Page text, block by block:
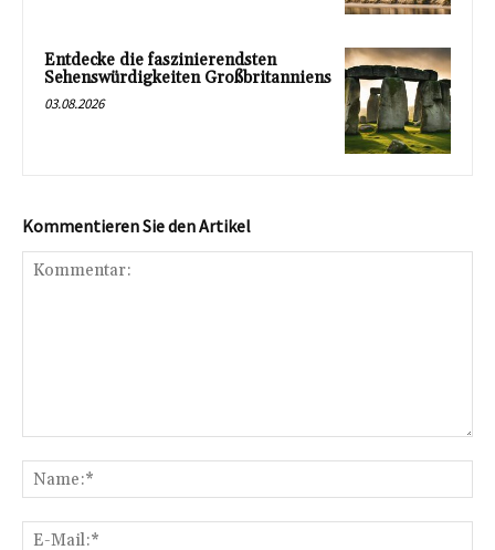
Entdecke die faszinierendsten
Sehenswürdigkeiten Großbritanniens
03.08.2026
Kommentieren Sie den Artikel